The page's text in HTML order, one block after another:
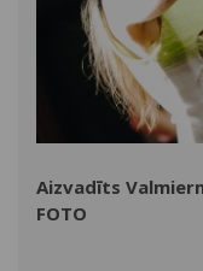
Aizvadīts
FOTO